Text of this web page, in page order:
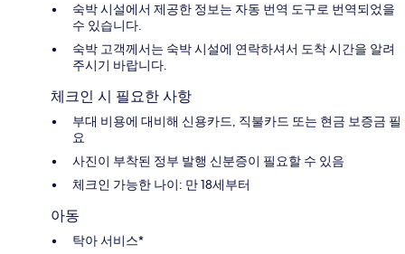
숙박 시설에서 제공한 정보는 자동 번역 도구로 번역되었을
수 있습니다.
숙박 고객께서는 숙박 시설에 연락하셔서 도착 시간을 알려
주시기 바랍니다.
체크인 시 필요한 사항
부대 비용에 대비해 신용카드, 직불카드 또는 현금 보증금 필
요
사진이 부착된 정부 발행 신분증이 필요할 수 있음
체크인 가능한 나이: 만 18세부터
아동
탁아 서비스*